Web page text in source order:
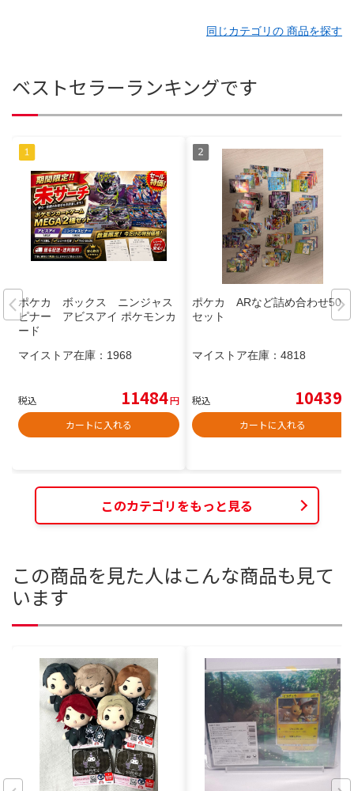
同じカテゴリの 商品を探す
ベストセラーランキングです
ポケカ ボックス ニンジャス
ピナー アビスアイ ポケモンカ
ード
マイストア在庫： 1968
税込 11484円
カートに入れる
ポケカ ARなど詰め合わせ50枚
セット
マイストア在庫： 4818
税込 10439
カートに入れる
このカテゴリをもっと見る
この商品を見た人はこんな商品も見て
います